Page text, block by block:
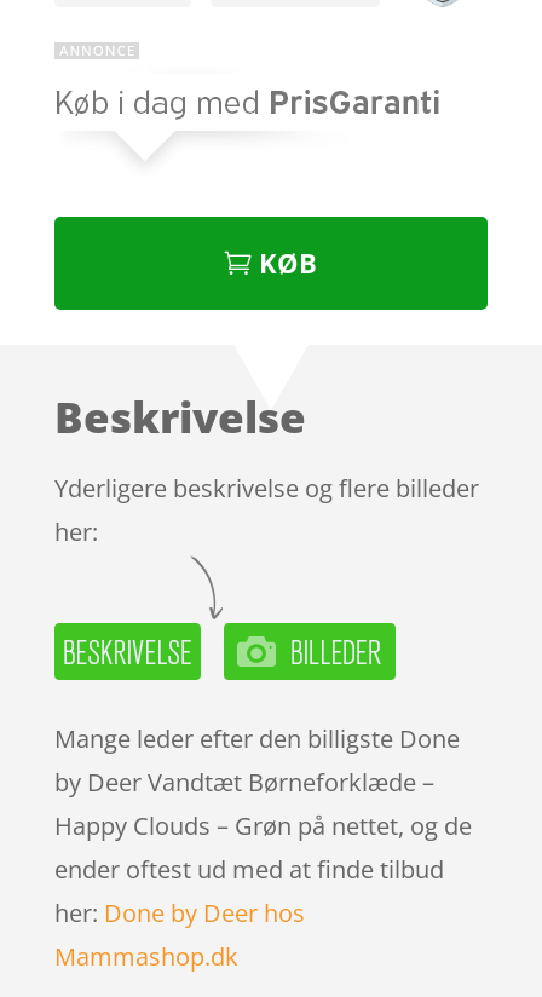
KØB
Beskrivelse
Yderligere beskrivelse og flere billeder
her:
Mange leder efter den billigste Done
by Deer Vandtæt Børneforklæde –
Happy Clouds – Grøn på nettet, og de
ender oftest ud med at finde tilbud
her: Done by Deer hos
Mammashop.dk